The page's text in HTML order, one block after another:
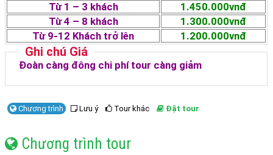
Từ 1 – 3 khách
1.450.000vnđ
Từ 4 – 8 khách
1.300.000vnđ
Từ 9-12 Khách trở lên
1.200.000vnđ
Ghi chú Giá
Đoàn càng đông chi phí tour càng giảm
Chương trình Lưu ý Tour khác Đặt tour
Chương trình tour